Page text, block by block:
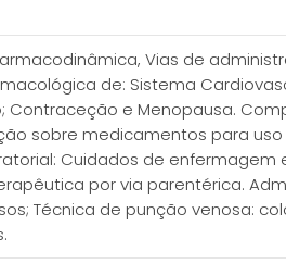
Vias de
de: Sistema
e Menopausa.
sobre medicamentos para uso
Cuidados de enfermagem
por via parentérica.
Técnica de punção venosa: